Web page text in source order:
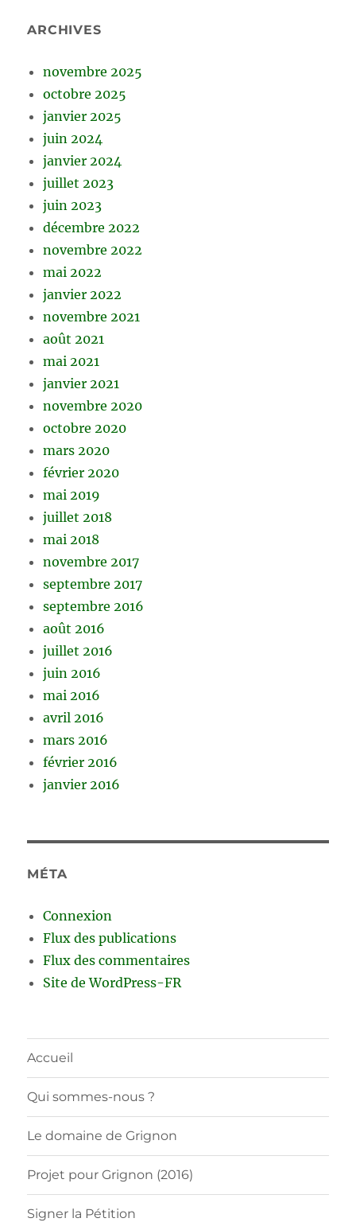
ARCHIVES
novembre 2025
octobre 2025
janvier 2025
juin 2024
janvier 2024
juillet 2023
juin 2023
décembre 2022
novembre 2022
mai 2022
janvier 2022
novembre 2021
août 2021
mai 2021
janvier 2021
novembre 2020
octobre 2020
mars 2020
février 2020
mai 2019
juillet 2018
mai 2018
novembre 2017
septembre 2017
septembre 2016
août 2016
juillet 2016
juin 2016
mai 2016
avril 2016
mars 2016
février 2016
janvier 2016
MÉTA
Connexion
Flux des publications
Flux des commentaires
Site de WordPress-FR
Accueil
Qui sommes-nous ?
Le domaine de Grignon
Projet pour Grignon (2016)
Signer la Pétition